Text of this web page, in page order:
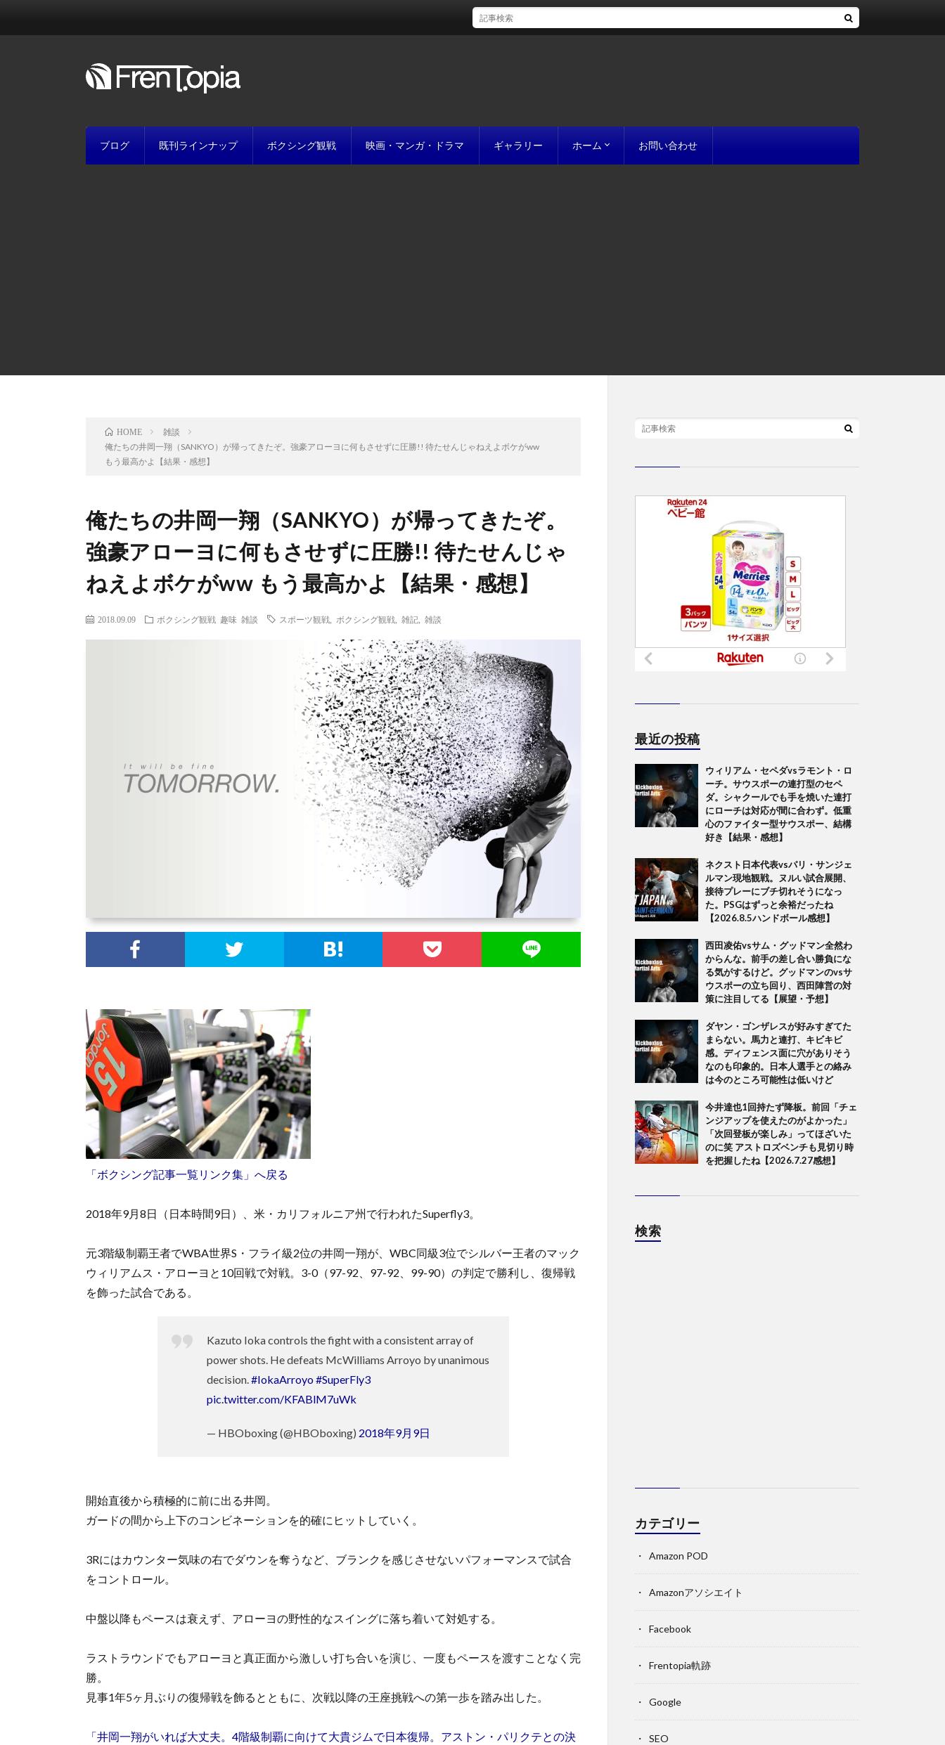
ブログ 既刊ラインナップ ボクシング観戦 映画・マンガ・ドラマ ギャラリー ホーム お問い合わせ
HOME
雑談
俺たちの井岡一翔（SANKYO）が帰ってきたぞ。強豪アローヨに何もさせずに圧勝!! 待たせんじゃねえよボケがww
もう最高かよ【結果・感想】
俺たちの井岡一翔（SANKYO）が帰ってきたぞ。
強豪アローヨに何もさせずに圧勝!! 待たせんじゃ
ねえよボケがww もう最高かよ【結果・感想】
2018.09.09 ボクシング観戦 趣味 雑談 スポーツ観戦 ボクシング観戦 雑記 雑談
「ボクシング記事一覧リンク集」へ戻る
2018年9月8日（日本時間9日）、米・カリフォルニア州で行われたSuperfly3。
元3階級制覇王者でWBA世界S・フライ級2位の井岡一翔が、WBC同級3位でシルバー王者のマック
ウィリアムス・アローヨと10回戦で対戦。3-0（97-92、97-92、99-90）の判定で勝利し、復帰戦
を飾った試合である。
Kazuto Ioka controls the fight with a consistent array of
power shots. He defeats McWilliams Arroyo by unanimous
decision. #IokaArroyo#SuperFly3
pic.twitter.com/KFABlM7uWk
— HBOboxing (@HBOboxing) 2018年9月9日
開始直後から積極的に前に出る井岡。
ガードの間から上下のコンビネーションを的確にヒットしていく。
3Rにはカウンター気味の右でダウンを奪うなど、ブランクを感じさせないパフォーマンスで試合
をコントロール。
中盤以降もペースは衰えず、アローヨの野性的なスイングに落ち着いて対処する。
ラストラウンドでもアローヨと真正面から激しい打ち合いを演じ、一度もペースを渡すことなく完
勝。
見事1年5ヶ月ぶりの復帰戦を飾るとともに、次戦以降の王座挑戦への第一歩を踏み出した。
「井岡一翔がいれば大丈夫。4階級制覇に向けて大貴ジムで日本復帰。アストン・パリクテとの決
最近の投稿
ウィリアム・セペダvsラモント・ロ
ーチ。サウスポーの連打型のセペ
ダ。シャクールでも手を焼いた連打
にローチは対応が間に合わず。低重
心のファイター型サウスポー、結構
好き【結果・感想】
ネクスト日本代表vsパリ・サンジェ
ルマン現地観戦。ヌルい試合展開、
接待プレーにブチ切れそうになっ
た。PSGはずっと余裕だったね
【2026.8.5ハンドボール感想】
西田凌佑vsサム・グッドマン全然わ
からんな。前手の差し合い勝負にな
る気がするけど。グッドマンのvsサ
ウスポーの立ち回り、西田陣営の対
策に注目してる【展望・予想】
ダヤン・ゴンザレスが好みすぎてた
まらない。馬力と連打、キビキビ
感。ディフェンス面に穴がありそう
なのも印象的。日本人選手との絡み
は今のところ可能性は低いけど
今井達也1回持たず降板。前回「チェ
ンジアップを使えたのがよかった」
「次回登板が楽しみ」ってほざいた
のに笑 アストロズベンチも見切り時
を把握したね【2026.7.27感想】
検索
カテゴリー
Amazon POD
Amazonアソシエイト
Facebook
Frentopia軌跡
Google
SEO